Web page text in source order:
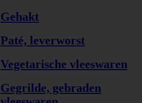
Gehakt
Paté, leverworst
Vegetarische vleeswaren
Gegrilde, gebraden